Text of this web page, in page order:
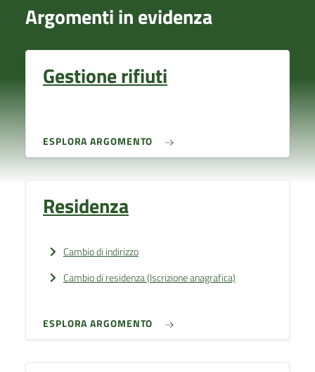
Argomenti in evidenza
Gestione rifiuti
ESPLORA ARGOMENTO
Residenza
Cambio di indirizzo
Cambio di residenza (Iscrizione anagrafica)
ESPLORA ARGOMENTO